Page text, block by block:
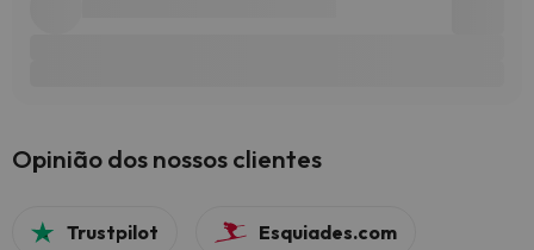
Opinião dos nossos clientes
Trustpilot Esquiades.com